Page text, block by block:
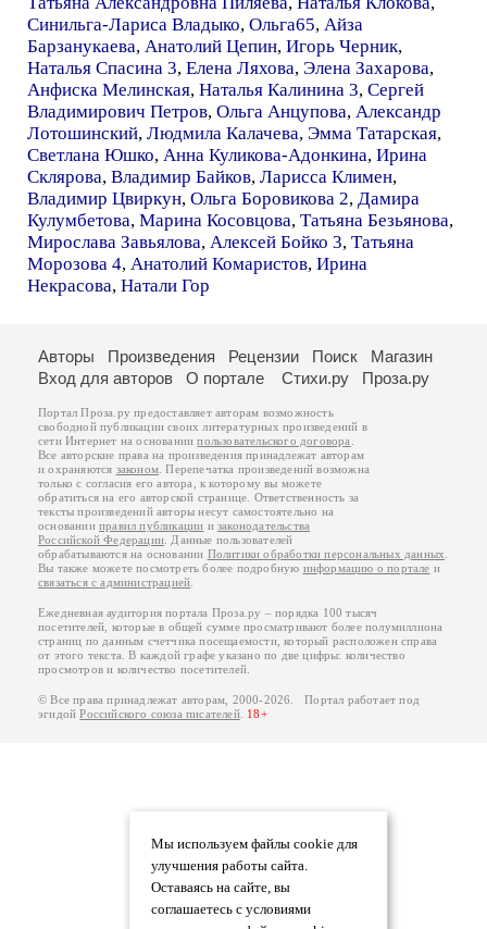
Синильга-Лариса Владыко, Ольга65, Айза
Барзанукаева, Анатолий Цепин, Игорь Черник,
Наталья Спасина 3, Елена Ляхова, Элена Захарова,
Анфиска Мелинская, Наталья Калинина 3, Сергей
Владимирович Петров, Ольга Анцупова, Александр
Лотошинский, Людмила Калачева, Эмма Татарская,
Светлана Юшко, Анна Куликова-Адонкина, Ирина
Склярова, Владимир Байков, Ларисса Климен,
Владимир Цвиркун, Ольга Боровикова 2, Дамира
Кулумбетова, Марина Косовцова, Татьяна Безьянова,
Мирослава Завьялова, Алексей Бойко 3, Татьяна
Морозова 4, Анатолий Комаристов, Ирина
Некрасова, Натали Гор
Мы используем файлы cookie для
улучшения работы сайта.
Оставаясь на сайте, вы
соглашаетесь с условиями
Авторы Произведения Рецензии Поиск
Магазин
Вход для авторов
О портале Стихи.ру Проза.ру
Портал Проза.ру предоставляет авторам возможность
свободной публикации своих литературных произведений в
сети Интернет на основаниипользовательского договора
Все авторские права на произведения принадлежат авторам
и охраняются законом . Перепечатка произведений возможна
только с согласия его автора, к которому вы можете
обратиться на его авторской странице. Ответственность за
тексты произведений авторы несут самостоятельно на
основанииправил публикации изаконодательства
Российской Федерации . Данные пользователей
обрабатываются на основании Политики обработки персональных данных
Вы также можете посмотреть более подробную информацию о портале и
связаться с администрацией
Ежедневная аудитория портала Проза.ру – порядка 100 тысяч
посетителей, которые в общей сумме просматривают более полумиллиона
страниц по данным счетчика посещаемости, который расположен справа
от этого текста. В каждой графе указано по две цифры: количество
просмотров и количество посетителей.
© Все права принадлежат авторам, 2000-2026. Портал работает под
эгидойРоссийского союза писателей. 18+